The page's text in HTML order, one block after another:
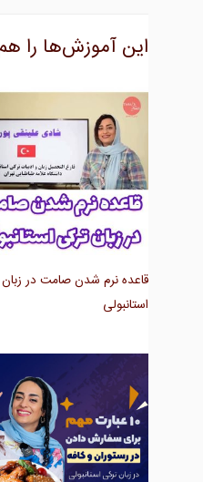
این آموزش‌ها را هم
قاعده نرم شدن صامت در
استانبولی